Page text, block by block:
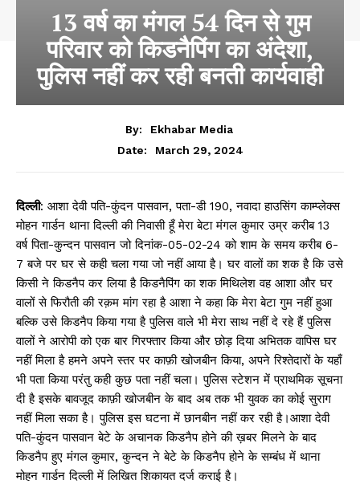
13 वर्ष का मंगल 54 दिन से गुम
परिवार को किडनैपिंग का अंदेशा,
पुलिस नहीं कर रही बनती कार्यवाही
By:
Ekhabar Media
Date:
March 29, 2024
दिल्ली: आशा देवी पति-कुंदन पासवान, पता-डी 190, नवादा हाउसिंग काम्प्लेक्स
मोहन गार्डन थाना दिल्ली की निवासी हूँ मेरा बेटा मंगल कुमार उम्र करीब 13
वर्ष पिता-कुन्दन पासवान जो दिनांक-05-02-24 को शाम के समय करीब 6-
7 बजे पर घर से कही चला गया जो नहीं आया है। घर वालों का शक है कि उसे
किसी ने किडनैप कर लिया है किडनैपिंग का शक मिथिलेश वह आशा और घर
वालों से फिरौती की रक़म मांग रहा है आशा ने कहा कि मेरा बेटा गुम नहीं हुआ
बल्कि उसे किडनैप किया गया है पुलिस वाले भी मेरा साथ नहीं दे रहे हैं पुलिस
वालों ने आरोपी को एक बार गिरफ्तार किया और छोड़ दिया अभितक वापिस घर
नहीं मिला है हमने अपने स्तर पर काफ़ी खोजबीन किया, अपने रिश्तेदारों के यहाँ
भी पता किया परंतु कही कुछ पता नहीं चला। पुलिस स्टेशन में प्राथमिक सूचना
दी है इसके बावजूद काफ़ी खोजबीन के बाद अब तक भी युवक का कोई सुराग
नहीं मिला सका है। पुलिस इस घटना में छानबीन नहीं कर रही है।आशा देवी
पति-कुंदन पासवान बेटे के अचानक किडनैप होने की ख़बर मिलने के बाद
किडनैप हुए मंगल कुमार, कुन्दन ने बेटे के किडनैप होने के सम्बंध में थाना
मोहन गार्डन दिल्ली में लिखित शिकायत दर्ज कराई है।